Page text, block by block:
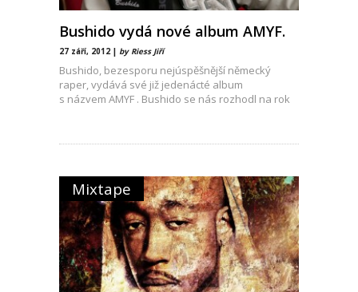
Bushido vydá nové album AMYF.
27 září, 2012 | by Riess Jiří
Bushido, bezesporu nejúspěšnější německý
raper, vydává své již jedenácté album
s názvem AMYF . Bushido se nás rozhodl na rok
Mixtape